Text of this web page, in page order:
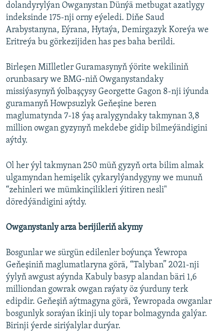
dolandyrylýan Owganystan Dünýä metbugat azatlygy
indeksinde 175-nji orny eýeledi. Diňe Saud
Arabystanyna, Eýrana, Hytaýa, Demirgazyk Koreýa we
Eritreýa bu görkezijiden has pes baha berildi.
Birleşen MiIlletler Guramasynyň ýörite wekiliniň
orunbasary we BMG-niň Owganystandaky
missiýasynyň ýolbaşçysy Georgette Gagon 8-nji iýunda
guramanyň Howpsuzlyk Geňeşine beren
maglumatynda 7-18 ýaş aralygyndaky takmynan 3,8
million owgan gyzynyň mekdebe gidip bilmeýändigini
aýtdy.
Ol her ýyl takmynan 250 müň gyzyň orta bilim almak
ulgamyndan hemişelik çykarylýandygyny we munuň
“zehinleri we mümkinçilikleri ýitiren nesli"
döredýändigini aýtdy.
Owganystanly arza berijileriň akymy
Bosgunlar we sürgün edilenler boýunça Ýewropa
Geňeşiniň maglumatlaryna görä, “Talyban” 2021-nji
ýylyň awgust aýynda Kabuly basyp alandan bäri 1,6
milliondan gowrak owgan raýaty öz ýurduny terk
edipdir. Geňeşiň aýtmagyna görä, Ýewropada owganlar
bosgunlyk soraýan ikinji uly topar bolmagynda galýar.
Birinji ýerde siriýalylar durýar.